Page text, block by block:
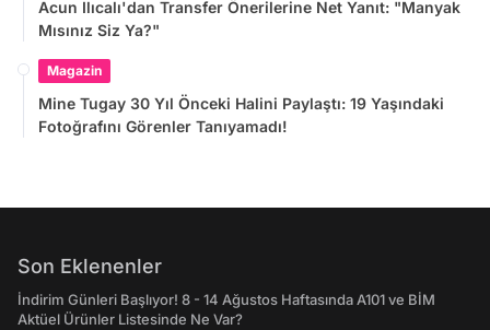
Acun Ilıcalı'dan Transfer Önerilerine Net Yanıt: "Manyak
Mısınız Siz Ya?"
Magazin
Mine Tugay 30 Yıl Önceki Halini Paylaştı: 19 Yaşındaki
Fotoğrafını Görenler Tanıyamadı!
Son Eklenenler
İndirim Günleri Başlıyor! 8 - 14 Ağustos Haftasında A101 ve BİM
Aktüel Ürünler Listesinde Ne Var?